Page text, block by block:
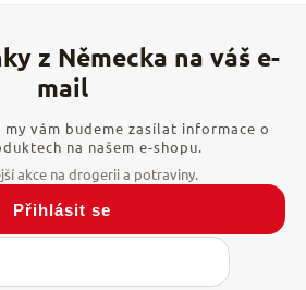
vám budeme zasílat informace o
na našem e-shopu.
Přihlásit se